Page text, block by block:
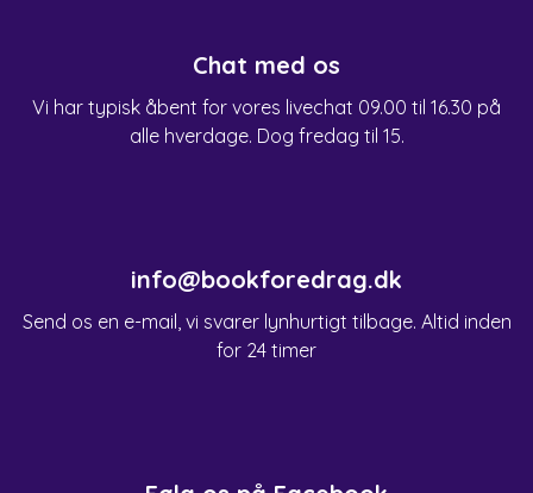
Chat med os
Vi har typisk åbent for vores livechat 09.00 til 16.30 på
alle hverdage. Dog fredag til 15.
info@bookforedrag.dk
Send os en e-mail, vi svarer lynhurtigt tilbage. Altid inden
for 24 timer